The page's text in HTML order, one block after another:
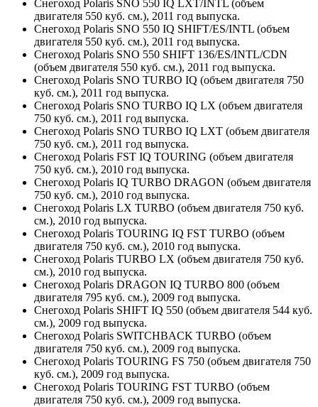
Снегоход Polaris SNO 550 IQ LXT/INTL (объем
двигателя 550 куб. см.), 2011 год выпуска.
Снегоход Polaris SNO 550 IQ SHIFT/ES/INTL (объем
двигателя 550 куб. см.), 2011 год выпуска.
Снегоход Polaris SNO 550 SHIFT 136/ES/INTL/CDN
(объем двигателя 550 куб. см.), 2011 год выпуска.
Снегоход Polaris SNO TURBO IQ (объем двигателя 750
куб. см.), 2011 год выпуска.
Снегоход Polaris SNO TURBO IQ LX (объем двигателя
750 куб. см.), 2011 год выпуска.
Снегоход Polaris SNO TURBO IQ LXT (объем двигателя
750 куб. см.), 2011 год выпуска.
Снегоход Polaris FST IQ TOURING (объем двигателя
750 куб. см.), 2010 год выпуска.
Снегоход Polaris IQ TURBO DRAGON (объем двигателя
750 куб. см.), 2010 год выпуска.
Снегоход Polaris LX TURBO (объем двигателя 750 куб.
см.), 2010 год выпуска.
Снегоход Polaris TOURING IQ FST TURBO (объем
двигателя 750 куб. см.), 2010 год выпуска.
Снегоход Polaris TURBO LX (объем двигателя 750 куб.
см.), 2010 год выпуска.
Снегоход Polaris DRAGON IQ TURBO 800 (объем
двигателя 795 куб. см.), 2009 год выпуска.
Снегоход Polaris SHIFT IQ 550 (объем двигателя 544 куб.
см.), 2009 год выпуска.
Снегоход Polaris SWITCHBACK TURBO (объем
двигателя 750 куб. см.), 2009 год выпуска.
Снегоход Polaris TOURING FS 750 (объем двигателя 750
куб. см.), 2009 год выпуска.
Снегоход Polaris TOURING FST TURBO (объем
двигателя 750 куб. см.), 2009 год выпуска.